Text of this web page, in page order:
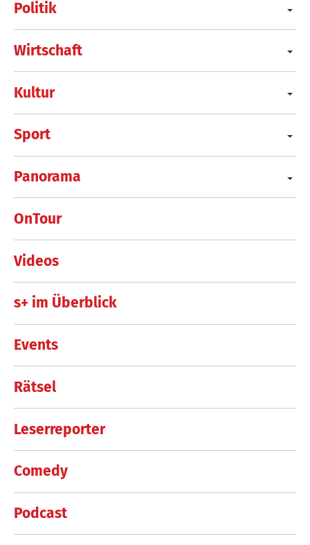
Politik
Wirtschaft
Kultur
Sport
Panorama
OnTour
Videos
s+ im Überblick
Events
Rätsel
Leserreporter
Comedy
Podcast